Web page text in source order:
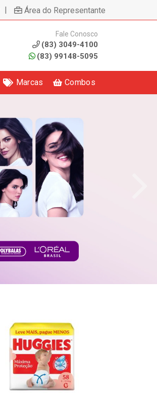
| Área do Representante
Fale Conosco
(83) 3049-4100
(83) 99148-5095
Marcas Combos